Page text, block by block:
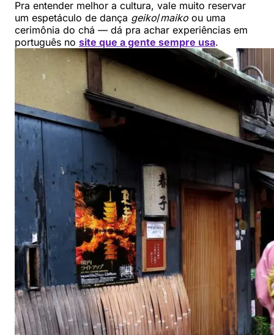
Pra entender melhor a cultura, vale muito reservar
um espetáculo de dança geiko/maiko ou uma
cerimônia do chá — dá pra achar experiências em
português no site que a gente sempre usa.